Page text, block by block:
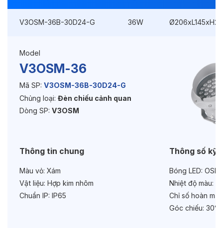
Điện áp:DC24V
Độ bền & tùy chọn mở rộng
Tuổi thọ:>30000h
Bảo hành:3 năm
Chức năng:DC24V
V3OSM-36B-30D24-G 36W
Model
V3OSM-36
Mã SP: V3OSM-36B-30D24-G
Chủng loại: Đèn chiếu cảnh quan
Dòng SP: V3OSM
Thông tin chung
Màu vỏ: Xám
Vật liệu: Hợp kim nhôm
Chuẩn IP: IP65
Thông số kỹ
Bóng LED:
Nhiệt độ màu:
Chỉ số hoàn
Góc chiếu: 30°